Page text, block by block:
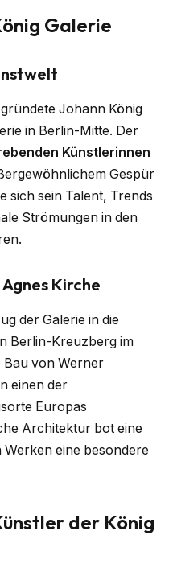
Galerie
Johann König
in Berlin-Mitte. Der
Künstlerinnen
Gespür
sich sein Talent, Trends
Strömungen in den
Kirche
der Galerie in die
Berlin-Kreuzberg im
Bau von Werner
einen der
Europas
Architektur bot eine
Werken eine besondere
der König